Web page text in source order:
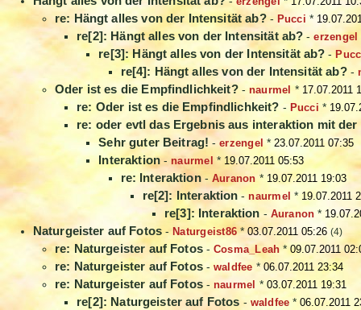
re: Hängt alles von der Intensität ab?- Pucci *
re[2]: Hängt alles von der Intensität ab? -erzengel
re[3]: Hängt alles von der Intensität ab? -
re[4]: Hängt alles von der Intensität ab?-
Oder ist es die Empfindlichkeit?- naurmel * 17.07.2011
re: Oder ist es die Empfindlichkeit? - Pucci *
re: oder evtl das Ergebnis aus interaktion mit der
Sehr guter Beitrag! -erzengel*23.07.2011 07:35
Interaktion - naurmel * 19.07.2011 05:53
re: Interaktion- Auranon* 19.07.2011 19:03
re[2]: Interaktion-naurmel * 19.07.2011
re[3]: Interaktion - Auranon *
Naturgeister auf Fotos - Naturgeist86*03.07.2011 05:26 (4)
re: Naturgeister auf Fotos- Cosma_Leah *09.07.2011
re: Naturgeister auf Fotos- waldfee*06.07.2011 23:34
re: Naturgeister auf Fotos- naurmel * 03.07.2011 19:31
re[2]: Naturgeister auf Fotos - waldfee *06.07.2011